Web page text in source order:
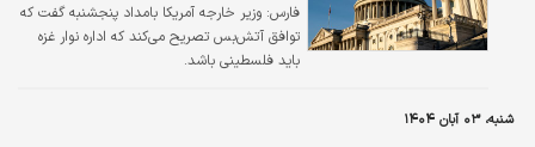
فارس: وزیر خارجه آمریکا بامداد پنجشنبه گفت که
توافق آتش‌بس تصریح می‌کند که اداره نوار غزه
باید فلسطینی باشد.
شنبه، ۰۳ آبان ۱۴۰۴